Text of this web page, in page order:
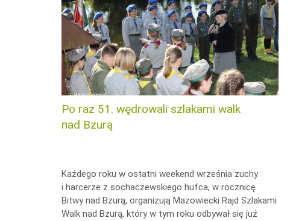
Po raz 51. wędrowali szlakami walk
nad Bzurą
Każdego roku w ostatni weekend września zuchy
i harcerze z sochaczewskiego hufca, w rocznicę
Bitwy nad Bzurą, organizują Mazowiecki Rajd Szlakami
Walk nad Bzurą, który w tym roku odbywał się już